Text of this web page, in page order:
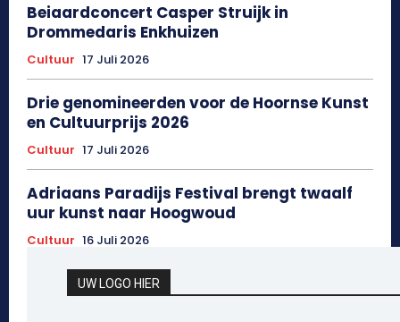
Beiaardconcert Casper Struijk in
Drommedaris Enkhuizen
Cultuur 17 Juli 2026
Drie genomineerden voor de Hoornse Kunst
en Cultuurprijs 2026
Cultuur 17 Juli 2026
Adriaans Paradijs Festival brengt twaalf
uur kunst naar Hoogwoud
Cultuur 16 Juli 2026
UW LOGO HIER